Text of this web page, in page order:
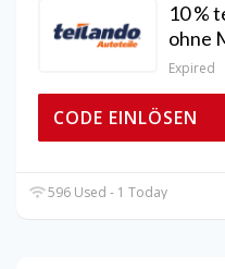
10 %
ohne
Expired
CODE EINLÖSEN
596 Used - 1 Today